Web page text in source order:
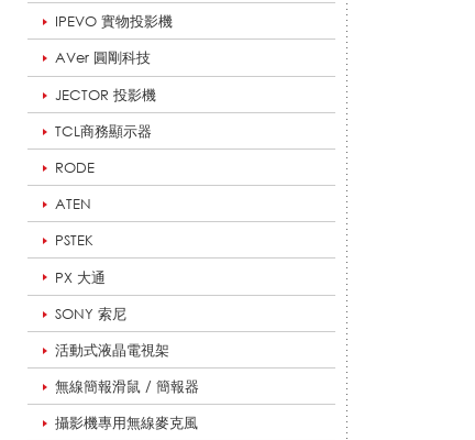
IPEVO 實物投影機
AVer 圓剛科技
JECTOR 投影機
TCL商務顯示器
RODE
ATEN
PSTEK
PX 大通
SONY 索尼
活動式液晶電視架
無線簡報滑鼠 / 簡報器
攝影機專用無線麥克風